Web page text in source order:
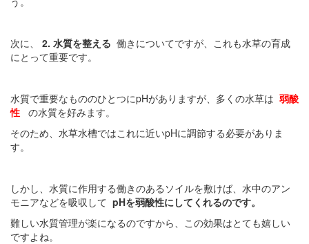
次に、 2. 水質を整える 働きについてですが、これも水草の育成
にとって重要です。
水質で重要なもののひとつにpHがありますが、多くの水草は 弱酸
性 の水質を好みます。
そのため、水草水槽ではこれに近いpHに調節する必要がありま
す。
しかし、水質に作用する働きのあるソイルを敷けば、水中のアン
モニアなどを吸収して pHを弱酸性にしてくれるのです。
難しい水質管理が楽になるのですから、この効果はとても嬉しい
ですよね。